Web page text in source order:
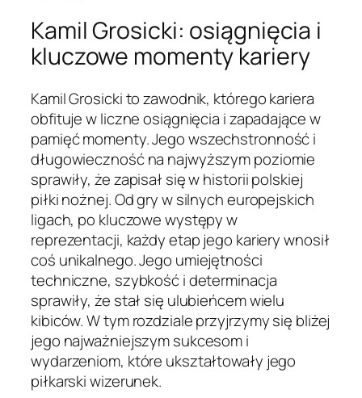
Kamil Grosicki: osiągnięcia i
kluczowe momenty kariery
Kamil Grosicki to zawodnik, którego kariera
obfituje w liczne osiągnięcia i zapadające w
pamięć momenty. Jego wszechstronność i
długowieczność na najwyższym poziomie
sprawiły, że zapisał się w historii polskiej
piłki nożnej. Od gry w silnych europejskich
ligach, po kluczowe występy w
reprezentacji, każdy etap jego kariery wnosił
coś unikalnego. Jego umiejętności
techniczne, szybkość i determinacja
sprawiły, że stał się ulubieńcem wielu
kibiców. W tym rozdziale przyjrzymy się bliżej
jego najważniejszym sukcesom i
wydarzeniom, które ukształtowały jego
piłkarski wizerunek.